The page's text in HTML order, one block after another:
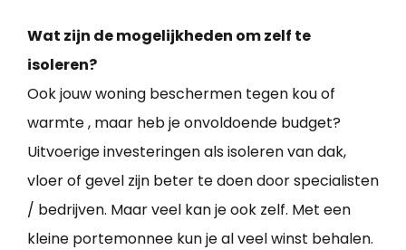
Wat zijn de mogelijkheden om zelf te
isoleren?
Ook jouw woning beschermen tegen kou of
warmte , maar heb je onvoldoende budget?
Uitvoerige investeringen als isoleren van dak,
vloer of gevel zijn beter te doen door specialisten
/ bedrijven. Maar veel kan je ook zelf. Met een
kleine portemonnee kun je al veel winst behalen.